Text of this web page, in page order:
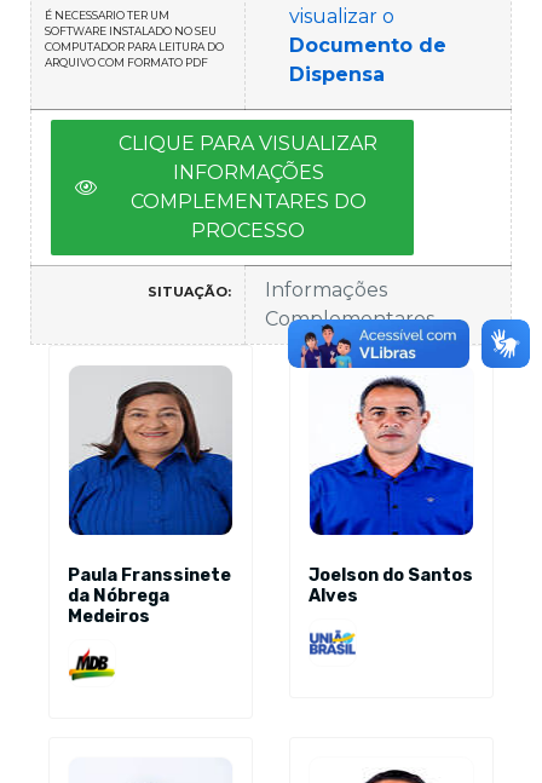
É NECESSARIO TER UM
SOFTWARE INSTALADO NO SEU
COMPUTADOR PARA LEITURA DO
ARQUIVO COM FORMATO PDF
visualizar o
Documento de
Dispensa
CLIQUE PARA VISUALIZAR
INFORMAÇÕES
COMPLEMENTARES DO
PROCESSO
SITUAÇÃO:
Informações
Complementares
Paula Franssinete
da Nóbrega
Medeiros
Joelson do Santos
Alves